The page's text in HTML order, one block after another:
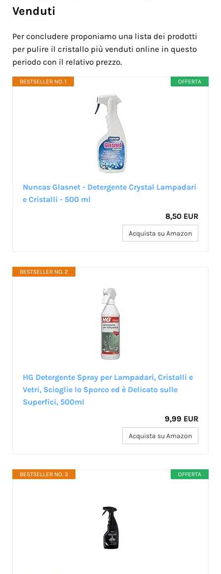
Venduti
Per concludere proponiamo una lista dei prodotti
per pulire il cristallo più venduti online in questo
periodo con il relativo prezzo.
OFFERTA
BESTSELLER NO. 1
Nuncas Glasnet - Detergente Crystal Lampadari
e Cristalli - 500 ml
8,50 EUR
Acquista su Amazon
BESTSELLER NO. 2
HG Detergente Spray per Lampadari, Cristalli e
Vetri, Scioglie lo Sporco ed è Delicato sulle
Superfici, 500ml
9,99 EUR
Acquista su Amazon
OFFERTA
BESTSELLER NO. 3